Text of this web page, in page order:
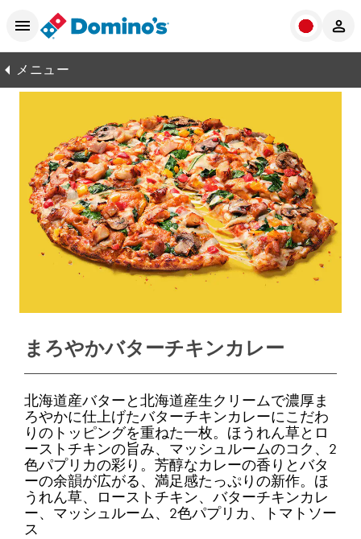
メニュー
まろやかバターチキンカレー
北海道産バターと北海道産生クリームで濃厚ま
ろやかに仕上げたバターチキンカレーにこだわ
りのトッピングを重ねた一枚。ほうれん草とロ
ーストチキンの旨み、マッシュルームのコク、2
色パプリカの彩り。芳醇なカレーの香りとバタ
ーの余韻が広がる、満足感たっぷりの新作。ほ
うれん草、ローストチキン、バターチキンカレ
ー、マッシュルーム、2色パプリカ、トマトソー
ス